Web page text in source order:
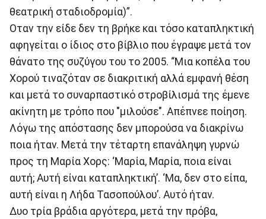
θεατρική σταδιοδρομία)”.
Οταν την είδε δεν τη βρήκε και τόσο καταπληκτική
αφηγείται ο ίδιος στο βίβλιο που έγραψε μετά τον
θάνατο της συζύγου του το 2005. “Μια κοπέλα του
Χορού τιναζόταν σε διακριτική αλλά εμφανή θέση
και μετά το συναρπαστικό στροβίλισμά της έμενε
ακίνητη με τρόπο που "μιλούσε". Απέπνεε ποίηση.
Λόγω της απόστασης δεν μπορούσα να διακρίνω
ποια ήταν. Μετά την τέταρτη επανάληψη γυρνώ
προς τη Μαρία Χορς: ‘Μαρία, Μαρία, ποια είναι
αυτή; Αυτή είναι καταπληκτική’. ‘Μα, δεν στο είπα,
αυτή είναι η Λήδα Τασοπούλου’. Αυτό ήταν.
Δυο τρία βράδια αργότερα, μετά την πρόβα,